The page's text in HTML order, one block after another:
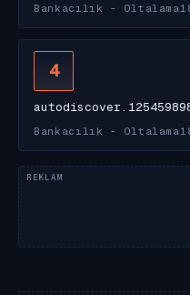
Bankacılık - Oltalama
4
Bankacılık - Oltalama